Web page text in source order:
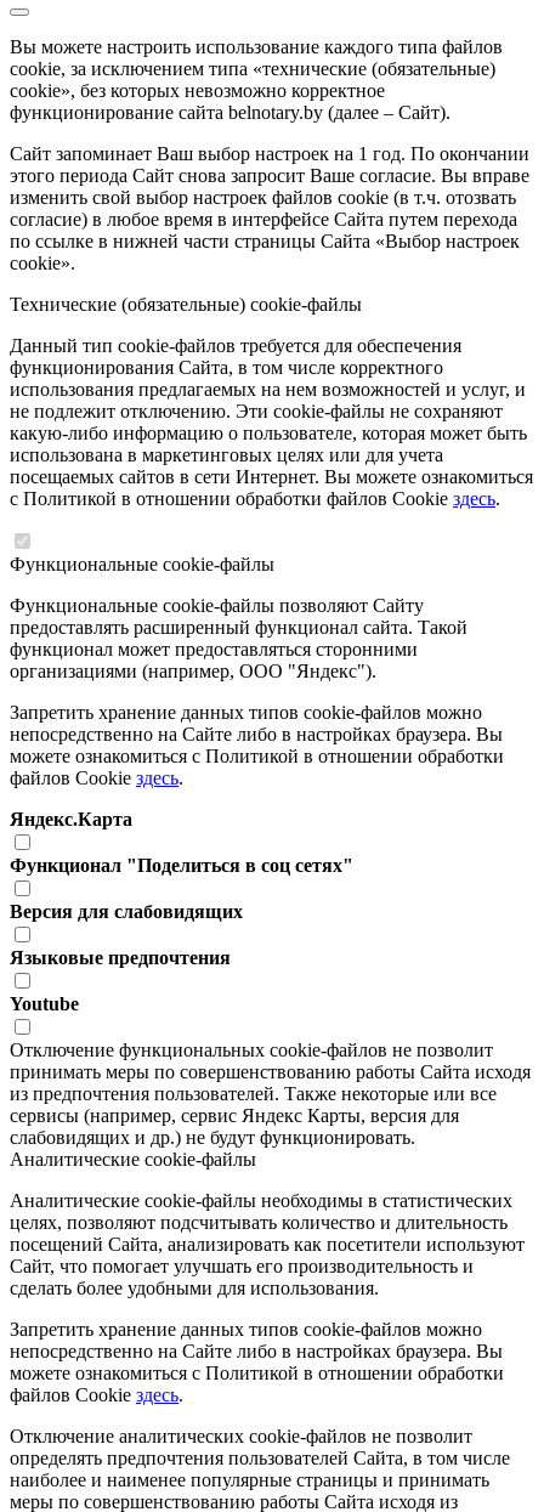
Вы можете настроить использование каждого типа файлов
cookie, за исключением типа «технические (обязательные)
cookie», без которых невозможно корректное
функционирование сайта belnotary.by (далее – Сайт).
Сайт запоминает Ваш выбор настроек на 1 год. По окончании
этого периода Сайт снова запросит Ваше согласие. Вы вправе
изменить свой выбор настроек файлов cookie (в т.ч. отозвать
согласие) в любое время в интерфейсе Сайта путем перехода
по ссылке в нижней части страницы Сайта «Выбор настроек
cookie».
Технические (обязательные) cookie-файлы
Данный тип cookie-файлов требуется для обеспечения
функционирования Сайта, в том числе корректного
использования предлагаемых на нем возможностей и услуг, и
не подлежит отключению. Эти cookie-файлы не сохраняют
какую-либо информацию о пользователе, которая может быть
использована в маркетинговых целях или для учета
посещаемых сайтов в сети Интернет. Вы можете ознакомиться
с Политикой в отношении обработки файлов Cookie здесь.
Функциональные cookie-файлы
Функциональные cookie-файлы позволяют Сайту
предоставлять расширенный функционал сайта. Такой
функционал может предоставляться сторонними
организациями (например, ООО "Яндекс").
Запретить хранение данных типов cookie-файлов можно
непосредственно на Сайте либо в настройках браузера. Вы
можете ознакомиться с Политикой в отношении обработки
файлов Cookie здесь.
Яндекс.Карта
Функционал "Поделиться в соц сетях"
Версия для слабовидящих
Языковые предпочтения
Youtube
Отключение функциональных cookie-файлов не позволит
принимать меры по совершенствованию работы Сайта исходя
из предпочтения пользователей. Также некоторые или все
сервисы (например, сервис Яндекс Карты, версия для
слабовидящих и др.) не будут функционировать.
Аналитические cookie-файлы
Аналитические cookie-файлы необходимы в статистических
целях, позволяют подсчитывать количество и длительность
посещений Сайта, анализировать как посетители используют
Сайт, что помогает улучшать его производительность и
сделать более удобными для использования.
Запретить хранение данных типов cookie-файлов можно
непосредственно на Сайте либо в настройках браузера. Вы
можете ознакомиться с Политикой в отношении обработки
файлов Cookie здесь.
Отключение аналитических cookie-файлов не позволит
определять предпочтения пользователей Сайта, в том числе
наиболее и наименее популярные страницы и принимать
меры по совершенствованию работы Сайта исходя из